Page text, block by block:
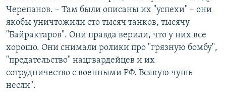
Черепанов. – Там были описаны их "успехи" – они
якобы уничтожили сто тысяч танков, тысячу
"Байрактаров". Они правда верили, что у них все
хорошо. Они снимали ролики про "грязную бомбу",
"предательство" нацгвардейцев и их
сотрудничество с военными РФ. Всякую чушь
несли".